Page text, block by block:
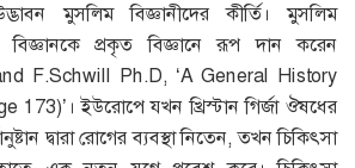
মুসলিম বিজ্ঞানীদের কীর্তি। মুসলিম
বিজ্ঞানকে প্রকৃত বিজ্ঞানে রূপ দান করেন
F.Schwill Ph.D, ‘A General History
173)’। ইউরোপে যখন খ্রিস্টান গির্জা ঔষধের
দ্বারা রোগের ব্যবস্থা নিতেন, তখন চিকিৎসা